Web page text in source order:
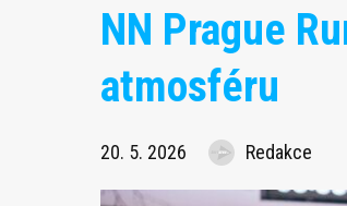
NN Prague
atmosféru
20. 5. 2026 Redakce